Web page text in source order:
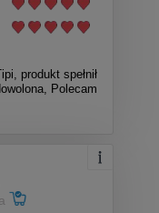
produkt spełnił
Polecam